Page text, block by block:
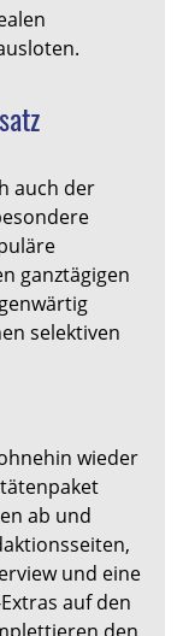
auch der
ganztägigen
selektiven
wieder
ab und
und eine
auf den